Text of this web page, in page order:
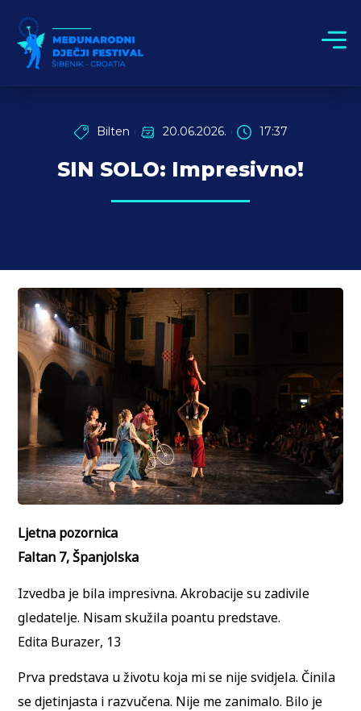
Bilten 20.06.2026. 17:37
SIN SOLO: Impresivno!
Ljetna pozornica
Faltan 7, Španjolska
Izvedba je bila impresivna. Akrobacije su zadivile
gledatelje. Nisam skužila poantu predstave.
Edita Burazer, 13
Prva predstava u životu koja mi se nije svidjela. Činila
se djetinjasta i razvučena. Nije me zanimalo. Bilo je